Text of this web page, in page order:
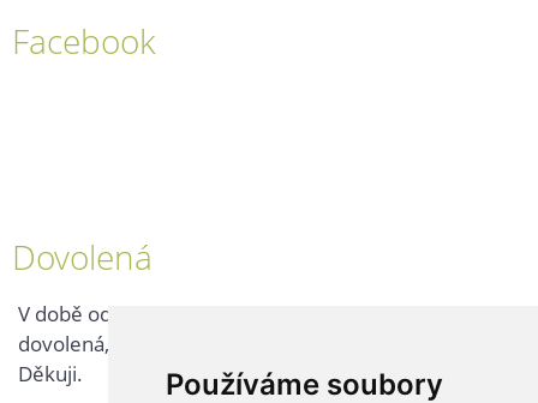
Používáme soubory
Facebook
Dovolená
V době od 25. 7. - 2. 8. 2026 probíhá v naší firmě
dovolená, kontaktujte nás až po jejím ukončení.
Děkuji.